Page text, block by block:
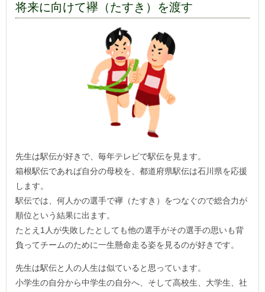
将来に向けて襷（たすき）を渡す
先生は駅伝が好きで、毎年テレビで駅伝を見ます。
箱根駅伝であれば自分の母校を、都道府県駅伝は石川県を応援
します。
駅伝では、何人かの選手で襷（たすき）をつなぐので総合力が
順位という結果に出ます。
たとえ1人が失敗したとしても他の選手がその選手の思いも背
負ってチームのために一生懸命走る姿を見るのが好きです。
先生は駅伝と人の人生は似ていると思っています。
小学生の自分から中学生の自分へ、そして高校生、大学生、社